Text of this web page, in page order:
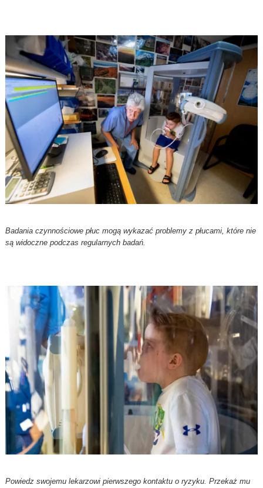
Badania czynnościowe płuc mogą wykazać problemy z płucami, które nie
są widoczne podczas regularnych badań.
Powiedz swojemu lekarzowi pierwszego kontaktu o ryzyku. Przekaż mu